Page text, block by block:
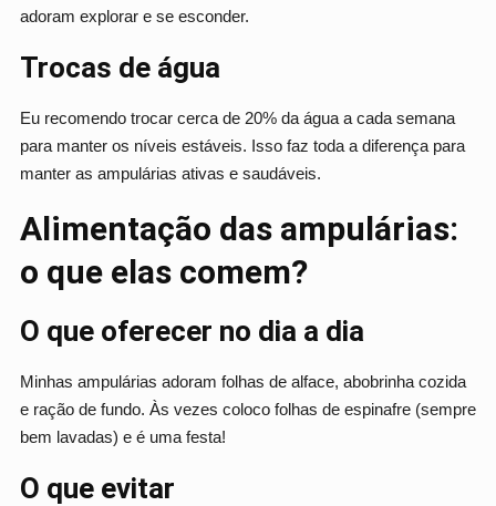
adoram explorar e se esconder.
Trocas de água
Eu recomendo trocar cerca de 20% da água a cada semana
para manter os níveis estáveis. Isso faz toda a diferença para
manter as ampulárias ativas e saudáveis.
Alimentação das ampulárias:
o que elas comem?
O que oferecer no dia a dia
Minhas ampulárias adoram folhas de alface, abobrinha cozida
e ração de fundo. Às vezes coloco folhas de espinafre (sempre
bem lavadas) e é uma festa!
O que evitar